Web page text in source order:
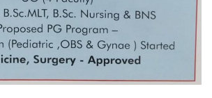
निर्धारित ठाउँमा राजर्षिजनक विश्वविद्यालय
भवन बनाउन उपकुलपतिद्वारा आनाकानी